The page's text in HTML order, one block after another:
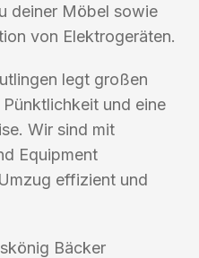
deiner Möbel sowie
von Elektrogeräten.
legt großen
und eine
Wir sind mit
Equipment
effizient und
Bäcker